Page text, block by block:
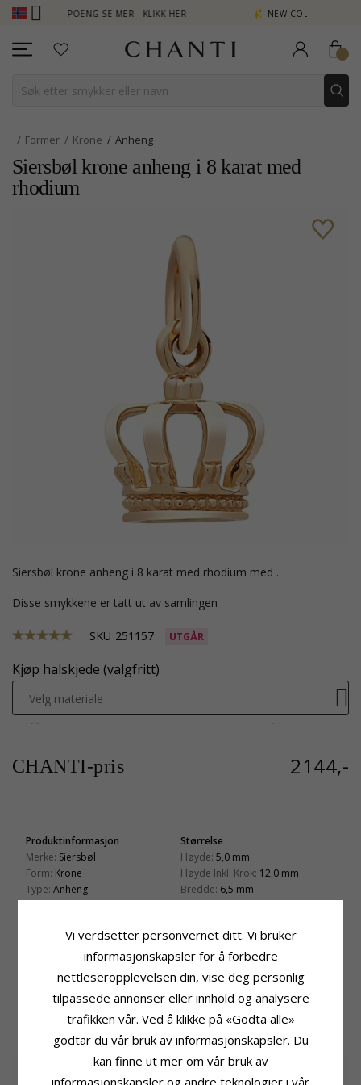
- TJEN POENG SE MER - KLIKK HER NEW COLLECTION | AURA
Former Krone Anheng
Siersbøl krone anheng i 8 karat med
rhodium
Siersbøl krone anheng i 8 karat med rhodium med .
Disse smykkene er tatt ut av samlingen
SKU 251157 UTGÅR
Kjøp halskjede (valgfritt)
Velg materiale
CHANTI-pris 2144,-
Produktinformasjon
Merke: Siersbøl
Form: Krone
Type: Anheng
Størrelse
Høyde: 5,0 mm
Høyde Inkl. Krok: 12,0 mm
Bredde: 6,5 mm
Leveringstid:Ca. 5-10 Hverdager
Passer Til Gullkjede Med Bredde
Venezia Max:
1,2 mm
BESLEKTEDE PRODUKTER
Vi verdsetter personvernet ditt. Vi bruker
informasjonskapsler for å forbedre
nettleseropplevelsen din, vise deg personlig
tilpassede annonser eller innhold og analysere
trafikken vår. Ved å klikke på «Godta alle»
godtar du vår bruk av informasjonskapsler. Du
kan finne ut mer om vår bruk av
informasjonskapsler og andre teknologier i vår